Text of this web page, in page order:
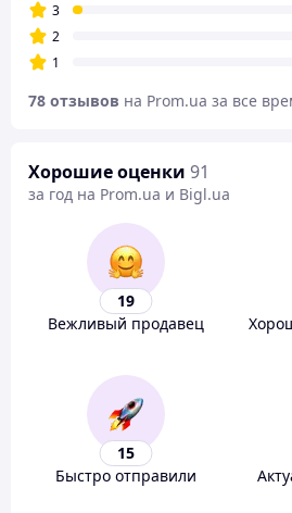
3
2
1
78 отзывов на Prom.ua за все
Хорошие оценки 91
за год на Prom.ua и Bigl.ua
19
Вежливый продавец
15
Быстро отправили